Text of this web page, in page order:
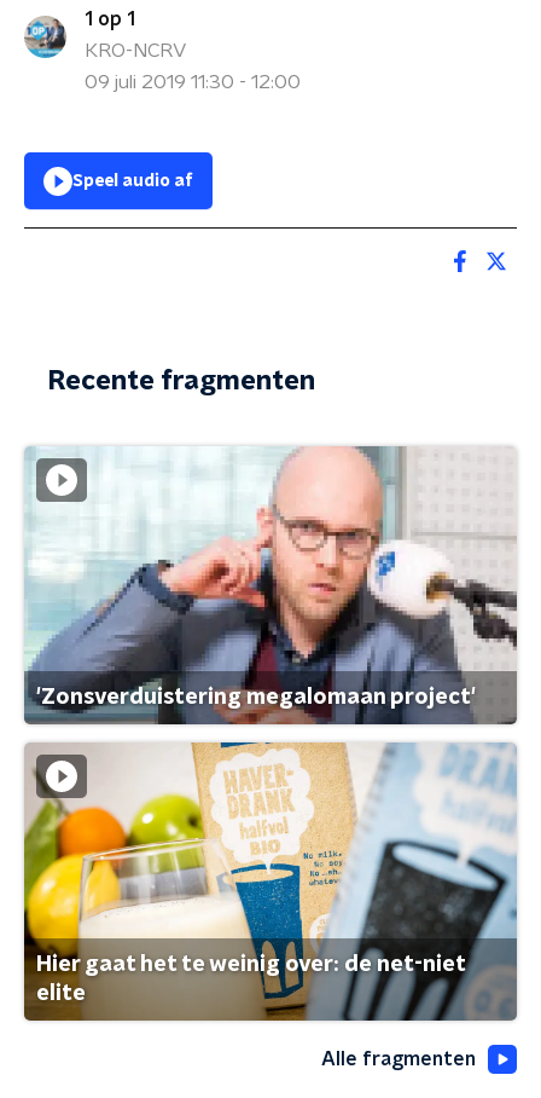
1 op 1
KRO-NCRV
09 juli 2019 11:30 - 12:00
Speel audio af
Recente fragmenten
'Zonsverduistering megalomaan project'
Hier gaat het te weinig over: de net-niet
elite
Alle fragmenten